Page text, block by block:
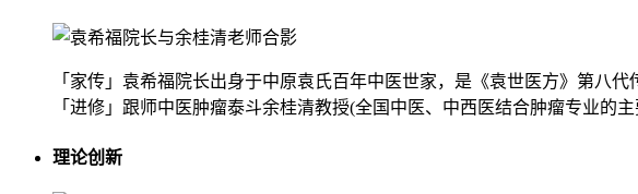
「家传」袁希福院长出身于中原袁氏百年中医世家，是《袁世医方》第八
「进修」跟师中医肿瘤泰斗余桂清教授(全国中医、中西医结合肿瘤专业的
理论创新